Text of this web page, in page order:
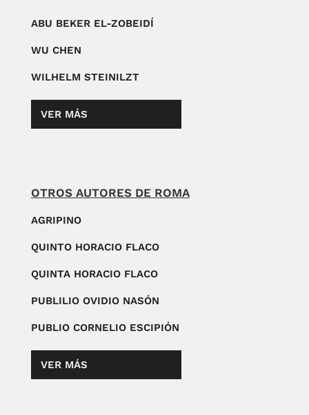
ABU BEKER EL-ZOBEIDÍ
WU CHEN
WILHELM STEINILZT
VER MÁS
OTROS AUTORES DE ROMA
AGRIPINO
QUINTO HORACIO FLACO
QUINTA HORACIO FLACO
PUBLILIO OVIDIO NASÓN
PUBLIO CORNELIO ESCIPIÓN
VER MÁS